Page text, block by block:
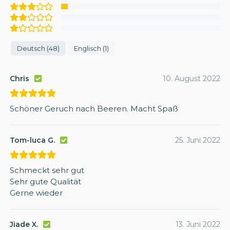
Deutsch (48) Englisch (1)
Chris 10. August 2022
Schöner Geruch nach Beeren. Macht Spaß
Tom-luca G. 25. Juni 2022
Schmeckt sehr gut
Sehr gute Qualität
Gerne wieder
Jiade X. 13. Juni 2022